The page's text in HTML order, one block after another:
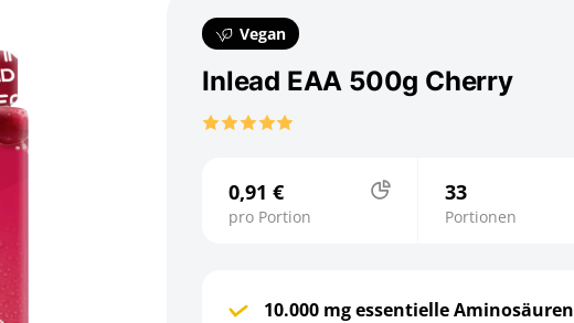
Vegan
Inlead EAA 500g Cherry
0,91 €
pro Portion
33
Portionen
10.000 mg essentielle